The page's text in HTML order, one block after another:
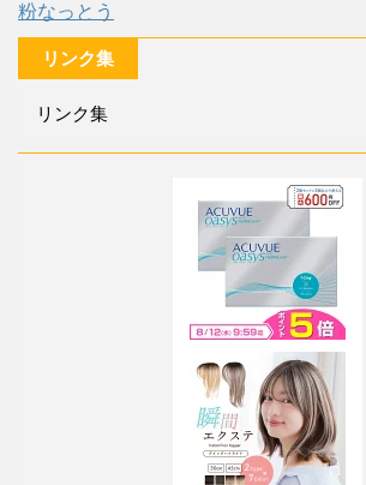
粉なっとう
リンク集
リンク集